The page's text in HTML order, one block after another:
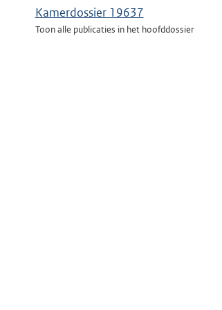
Kamerdossier 19637
Toon alle publicaties in het hoofddossier